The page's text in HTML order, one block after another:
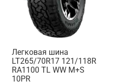
Легковая шина
LT265/70R17 121/118R
RA1100 TL WW M+S
10PR